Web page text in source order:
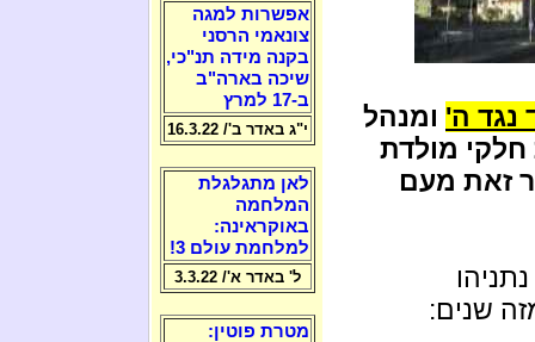
נגד ה' ומנהל
מולדת
זאת מעם
שנים:
אפשרות למגה
צונאמי הרסני
בקנה מידה תנ"כי,
שיכה בארה"ב
ב-17 למרץ
י"ג באדר ב'/ 16.3.22
לאן מתגלגלת
המלחמה
באוקראינה:
למלחמת עולם 3!
ל' באדר א'/ 3.3.22
מטרת פוטין: